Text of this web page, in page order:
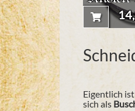
Eigentlich
sich als